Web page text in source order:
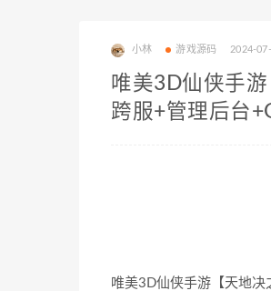
小林 游戏源码 2024-
唯美3D仙侠手
跨服+管理后台
唯美3D仙侠手游【天地